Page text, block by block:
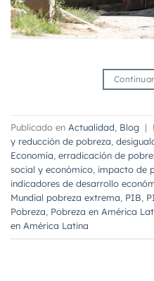
Publicado en Actualidad Blog |
y reducción de pobreza
Economía erradicación de
social y económico impacto de
indicadores de desarrollo
Mundial pobreza extrema PIB
Pobreza Pobreza en América
en América Latina